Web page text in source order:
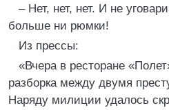
– Нет, нет, нет. И не
больше ни рюмки!
Из прессы:
«Вчера в ресторане
разборка между двумя
Наряду милиции удалось